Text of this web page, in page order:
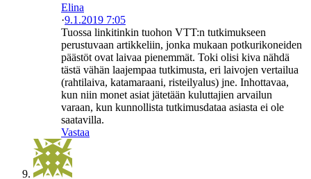
Elina
·9.1.2019 7:05
Tuossa linkitinkin tuohon VTT:n tutkimukseen
perustuvaan artikkeliin, jonka mukaan potkurikoneiden
päästöt ovat laivaa pienemmät. Toki olisi kiva nähdä
tästä vähän laajempaa tutkimusta, eri laivojen vertailua
(rahtilaiva, katamaraani, risteilyalus) jne. Inhottavaa,
kun niin monet asiat jätetään kuluttajien arvailun
varaan, kun kunnollista tutkimusdataa asiasta ei ole
saatavilla.
Vastaa